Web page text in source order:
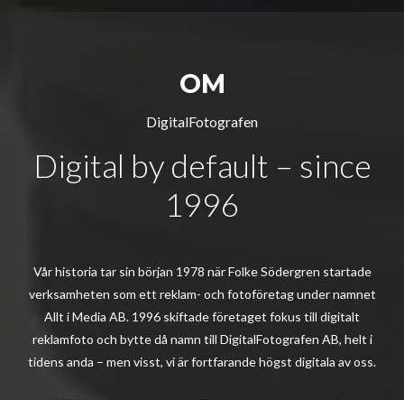
OM
DigitalFotografen
Digital by default – since
1996
Vår historia tar sin början 1978 när Folke Södergren startade
verksamheten som ett reklam- och fotoföretag under namnet
Allt i Media AB. 1996 skiftade företaget fokus till digitalt
reklamfoto och bytte då namn till DigitalFotografen AB, helt i
tidens anda – men visst, vi är fortfarande högst digitala av oss.